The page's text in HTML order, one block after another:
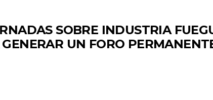
SOBRE INDUSTRIA
GENERAR UN FORO